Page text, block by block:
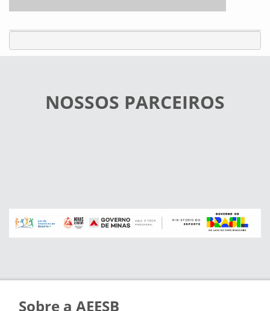
NOSSOS PARCEIROS
Sobre a AEESB